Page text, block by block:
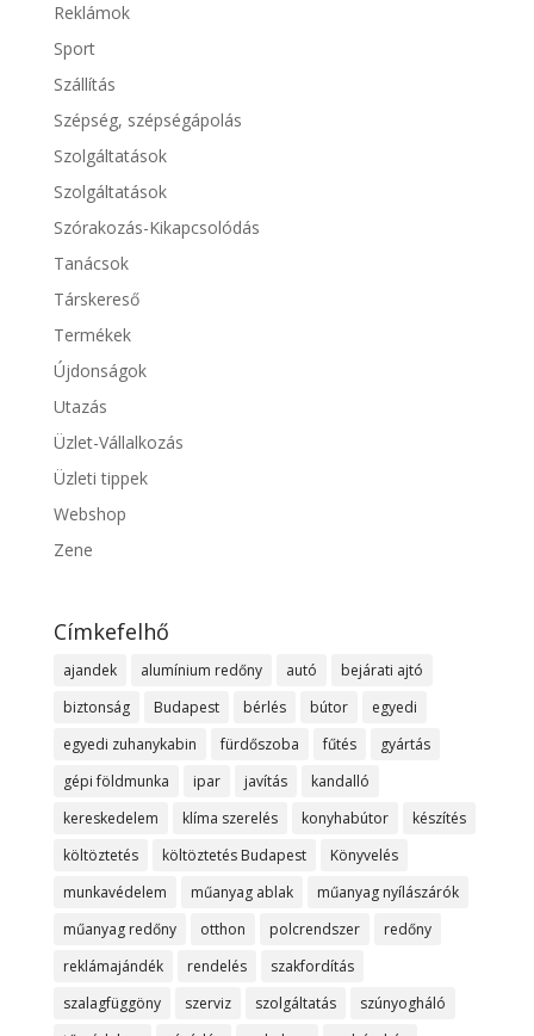
Reklámok
Sport
Szállítás
Szépség, szépségápolás
Szolgáltatások
Szolgáltatások
Szórakozás-Kikapcsolódás
Tanácsok
Társkereső
Termékek
Újdonságok
Utazás
Üzlet-Vállalkozás
Üzleti tippek
Webshop
Zene
Címkefelhő
ajandek alumínium redőny autó
bejárati ajtó
biztonság
Budapest bérlés bútor
egyedi
egyedi zuhanykabin
fürdőszoba fűtés
gyártás
gépi földmunka
ipar javítás
kandalló
kereskedelem
klíma szerelés konyhabútor
készítés
költöztetés
költöztetés Budapest
Könyvelés
munkavédelem
műanyag ablak
műanyag nyílászárók
műanyag redőny
otthon polcrendszer
redőny
reklámajándék
rendelés
szakfordítás
szalagfüggöny
szerviz szolgáltatás
szúnyogháló